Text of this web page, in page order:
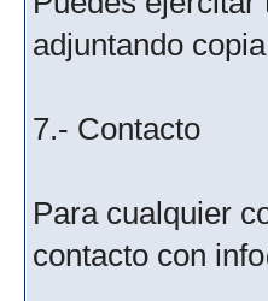
adjuntando
7.- Contacto
Para cualquier
contacto con